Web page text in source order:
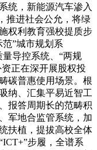
统，新能源汽车渗入
推进社会公允，将绿
权利教育强校提质步
”城市规划系
导控系统、“两规
正在深开展股权投
碳普惠使用场景。根
纳、汇集平易近智工
报答周期长的范畴积
军地合监管系统，加
扶植，提拔高校全体
步履，全谱系